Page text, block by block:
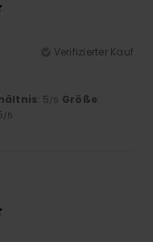
Verifizierter Kauf
: 5/5 Größe:
/5